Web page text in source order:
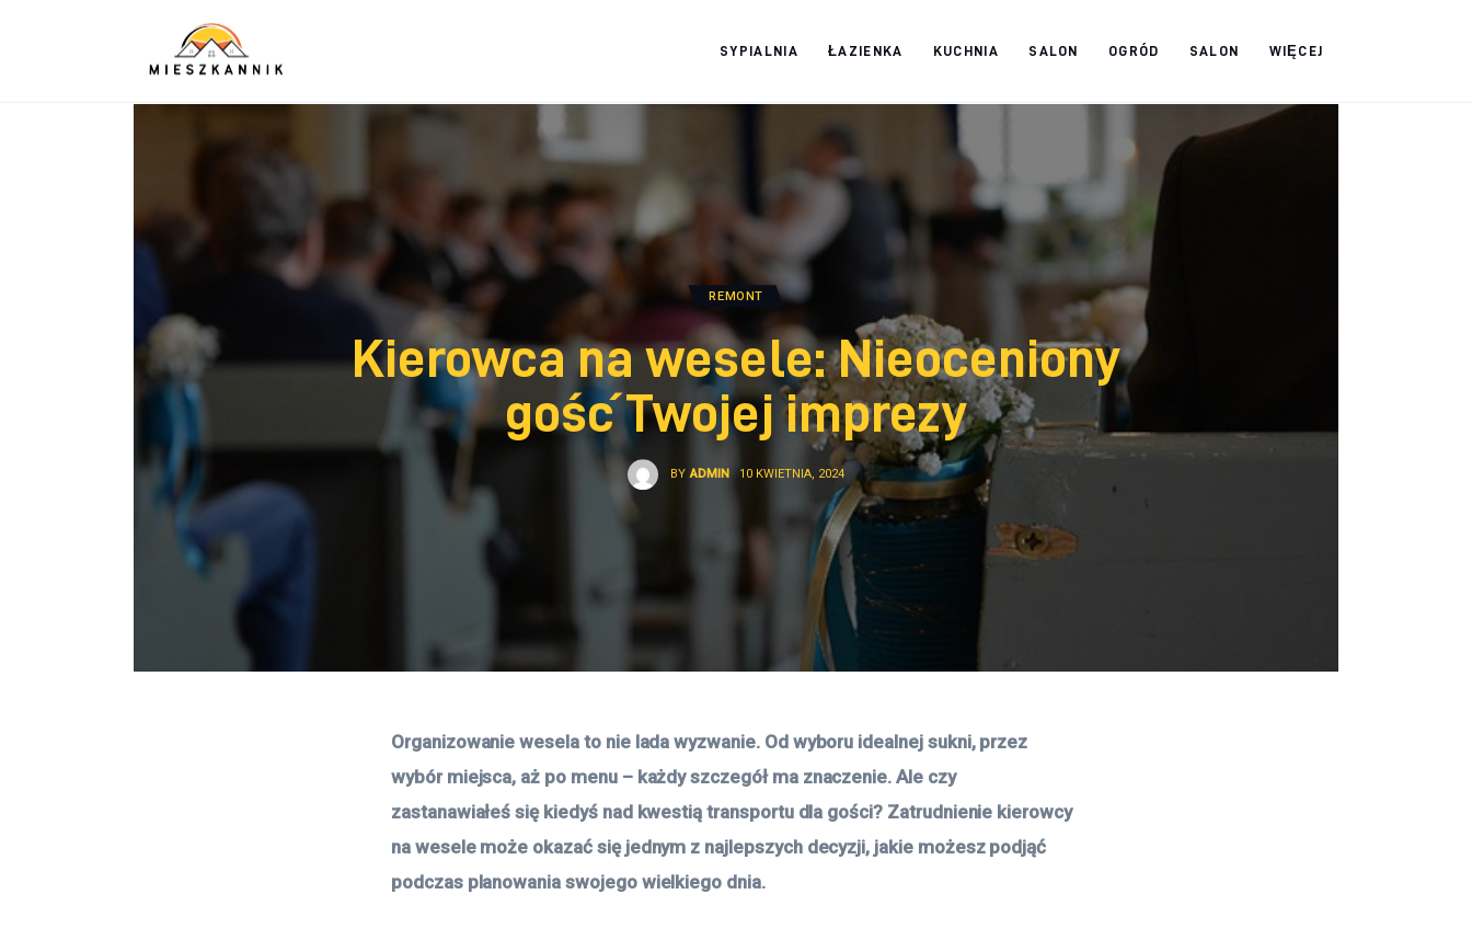
SYPIALNIA ŁAZIENKA KUCHNIA SALON OGRÓD SALON WIĘCEJ
REMONT
Kierowca na wesele: Nieoceniony
gość Twojej imprezy
BY ADMIN 10 KWIETNIA, 2024
Organizowanie wesela to nie lada wyzwanie. Od wyboru idealnej sukni, przez
wybór miejsca, aż po menu – każdy szczegół ma znaczenie. Ale czy
zastanawiałeś się kiedyś nad kwestią transportu dla gości? Zatrudnienie kierowcy
na wesele może okazać się jednym z najlepszych decyzji, jakie możesz podjąć
podczas planowania swojego wielkiego dnia.